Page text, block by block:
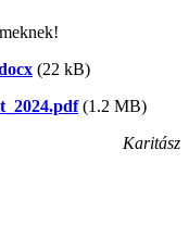
(22 kB)
(1.2 MB)
Karitász